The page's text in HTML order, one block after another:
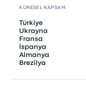
KÜRESEL KAPSAM
Türkiye
Ukrayna
Fransa
İspanya
Almanya
Brezilya